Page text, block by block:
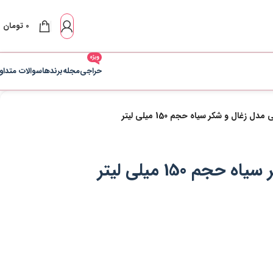
0 تومان
حراجی
ویژه
مجلهبرندهاسوالات
و شکر سیاه حجم 150 میلی لیتر
میلی لیتر